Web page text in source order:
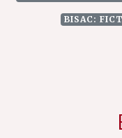
BISAC: